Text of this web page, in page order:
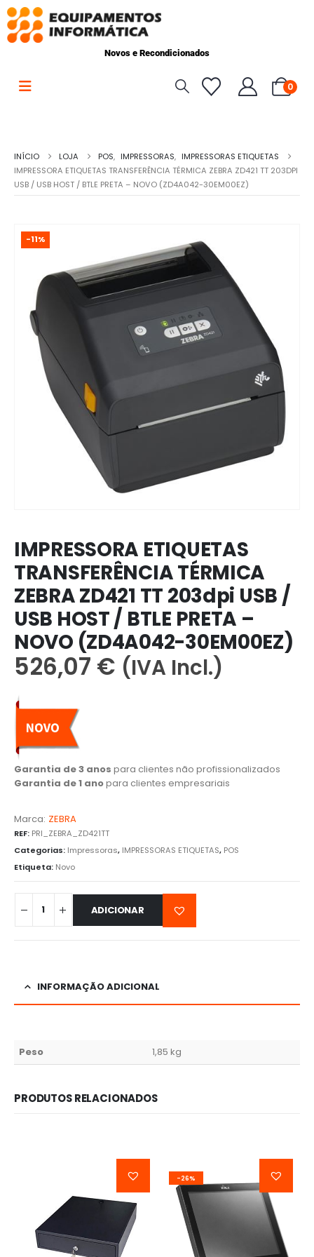
Novos e Recondicionados
0
INÍCIO LOJA POS, IMPRESSORAS, IMPRESSORAS ETIQUETAS
IMPRESSORA ETIQUETAS TRANSFERÊNCIA TÉRMICA ZEBRA ZD421 TT 203DPI
USB / USB HOST / BTLE PRETA – NOVO (ZD4A042-30EM00EZ)
-11%
IMPRESSORA ETIQUETAS
TRANSFERÊNCIA TÉRMICA
ZEBRA ZD421 TT 203dpi USB /
USB HOST / BTLE PRETA –
NOVO (ZD4A042-30EM00EZ)
526,07 € (IVA Incl.)
Garantia de 3 anos para clientes não profissionalizados
Garantia de 1 anopara clientes empresariais
Marca: ZEBRA
REF: PRI_ZEBRA_ZD421TT
Categorias: Impressoras, IMPRESSORAS ETIQUETAS, POS
Etiqueta: Novo
ADICIONAR
INFORMAÇÃO ADICIONAL
Peso 1,85 kg
PRODUTOS RELACIONADOS
-26%